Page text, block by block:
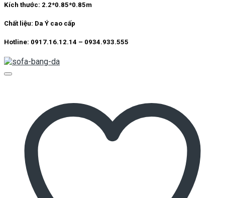
Kích thước: 2.2*0.85*0.85m
Chất liệu: Da Ý cao cấp
Hotline: 0917.16.12.14 – 0934.933.555